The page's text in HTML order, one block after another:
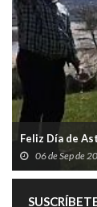
Feliz Día de
06 de Sep de